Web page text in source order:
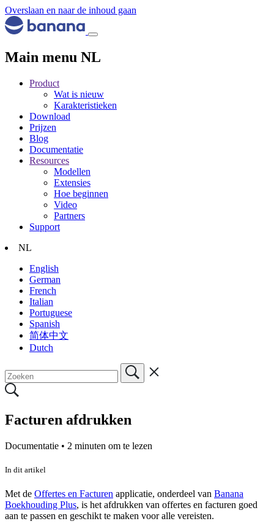
Overslaan en naar de inhoud gaan
Main menu NL
Product
Wat is nieuw
Karakteristieken
Download
Prijzen
Blog
Documentatie
Resources
Modellen
Extensies
Hoe beginnen
Video
Partners
Support
NL
English
German
French
Italian
Portuguese
Spanish
简体中文
Dutch
Facturen afdrukken
Documentatie • 2 minuten om te lezen
In dit artikel
Met de Offertes en Facturen applicatie, onderdeel van Banana
Boekhouding Plus, is het afdrukken van offertes en facturen goed
aan te passen en geschikt te maken voor alle vereisten.